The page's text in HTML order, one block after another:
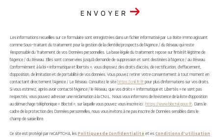
ENVOYER
Les informations recueillies sur ce formulaire sont enregistrées dans un fichier informatisé par La Boite Immo agissant
comme Sous-traitant du traitement pour la gestion de la clientèle/prospects de l'Agence / du Réseau qui reste
Responsable du Traitement de vos Données personnelles. La base légale du traitement repose sur l'intérêt légitime de
l'Agence / du Réseau. Elles sont conservées jusqu'à demande de suppression et sont destinées à l'Agence / au Réseau.
Conformément à la loi « informatique et libertés », vous disposez des droits d’accès, de rectification, d’effacement,
d’opposition, de limitation et de portabilité de vos données. Vous pouvez retirer votre consentement à tout moment en
contactant directement l’Agence / Le Réseau. Consultez le sitehttps://cnil.fr/frpour plus d’informations sur vos droits.
Si vous estimez, après avoir contacté l'Agence / le Réseau, que vos droits « Informatique et Libertés » ne sont pas
respectés, vous pouvez adresser une réclamation à la CNIL. Nous vous informons de l’existence de la liste d'opposition
au démarchage téléphonique « Bloctel », sur laquelle vous pouvez vous inscrire ici :https://www.bloctel.gouv.fr . Dans le
cadre de la protection des Données personnelles, nous vous invitons à ne pas inscrire de Données sensibles dans le
champ de saisie libre.
Ce site est protégé par reCAPTCHA, lesPolitiques de Confidentialité et esConditions d'utilisation